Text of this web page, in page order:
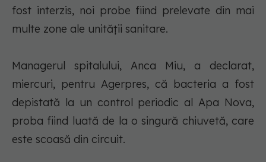
fost interzis, noi probe fiind prelevate din mai
multe zone ale unităţii sanitare.
Managerul spitalului, Anca Miu, a declarat,
miercuri, pentru Agerpres, că bacteria a fost
depistată la un control periodic al Apa Nova,
proba fiind luată de la o singură chiuvetă, care
este scoasă din circuit.